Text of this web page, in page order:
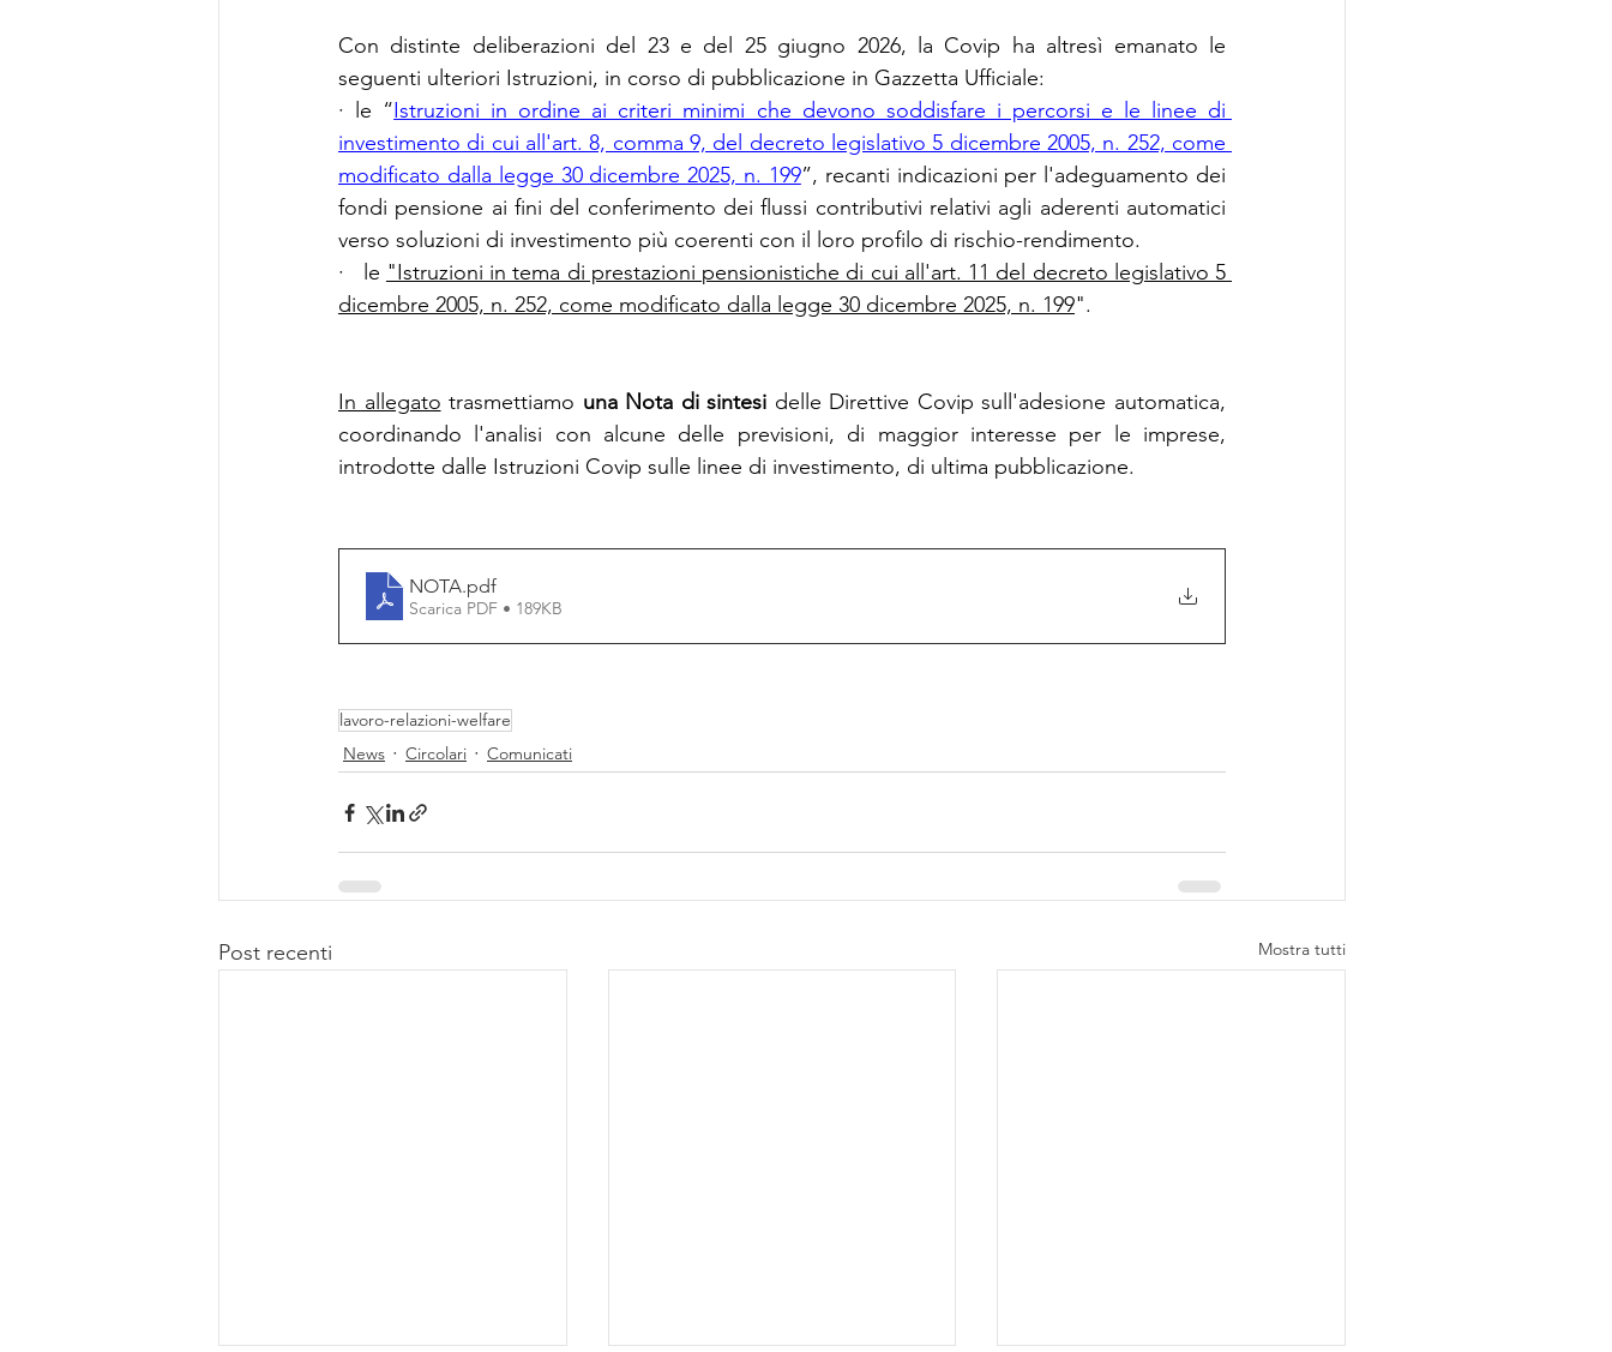
Con distinte deliberazioni del 23 e del 25 giugno 2026, la Covip ha altresì emanato le
seguenti ulteriori Istruzioni, in corso di pubblicazione in Gazzetta Ufficiale:
· le “Istruzioni in ordine ai criteri minimi che devono soddisfare i percorsi e le linee di
investimento di cui all'art. 8, comma 9, del decreto legislativo 5 dicembre 2005, n. 252, come
modificato dalla legge 30 dicembre 2025, n. 199”, recanti indicazioni per l'adeguamento dei
fondi pensione ai fini del conferimento dei flussi contributivi relativi agli aderenti automatici
verso soluzioni di investimento più coerenti con il loro profilo di rischio-rendimento.
·   le "Istruzioni in tema di prestazioni pensionistiche di cui all'art. 11 del decreto legislativo 5
dicembre 2005, n. 252, come modificato dalla legge 30 dicembre 2025, n. 199".
In allegato trasmettiamo una Nota di sintesi delle Direttive Covip sull'adesione automatica,
coordinando l'analisi con alcune delle previsioni, di maggior interesse per le imprese,
introdotte dalle Istruzioni Covip sulle linee di investimento, di ultima pubblicazione.
NOTA.pdf
Scarica PDF • 189KB
lavoro-relazioni-welfare
News
Circolari Comunicati
Post recenti Mostra tutti